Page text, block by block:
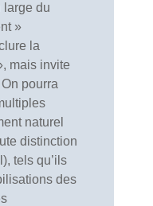
large du
»
la
mais invite
pourra
naturel
distinction
tels qu’ils
des